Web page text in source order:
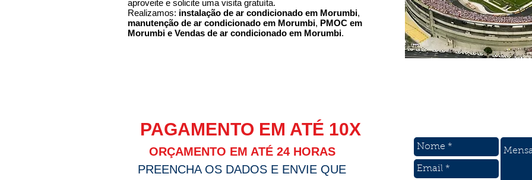
aproveite e solicite uma visita gratuíta.
Realizamos: instalação de ar condicionado em Morumbi,
manutenção de ar condicionado em Morumbi, PMOC em
Morumbi e Vendas de ar condicionado em Morumbi.
PAGAMENTO EM ATÉ 10X
ORÇAMENTO EM ATÉ 24 HORAS
PREENCHA OS DADOS E ENVIE QUE